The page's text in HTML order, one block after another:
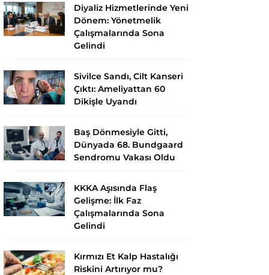
Diyaliz Hizmetlerinde Yeni
Dönem: Yönetmelik
Çalışmalarında Sona
Gelindi
Sivilce Sandı, Cilt Kanseri
Çıktı: Ameliyattan 60
Dikişle Uyandı
Baş Dönmesiyle Gitti,
Dünyada 68. Bundgaard
Sendromu Vakası Oldu
KKKA Aşısında Flaş
Gelişme: İlk Faz
Çalışmalarında Sona
Gelindi
Kırmızı Et Kalp Hastalığı
Riskini Artırıyor mu?